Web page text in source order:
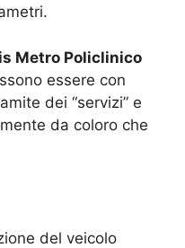
Metro Policlinico
essere con
dei “servizi” e
da coloro che
del veicolo